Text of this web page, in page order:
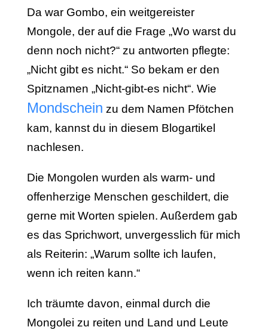
Da war Gombo, ein weitgereister
Mongole, der auf die Frage „Wo warst du
denn noch nicht?“ zu antworten pflegte:
„Nicht gibt es nicht.“ So bekam er den
Spitznamen „Nicht-gibt-es nicht“. Wie
Mondschein zu dem Namen Pfötchen
kam, kannst du in diesem Blogartikel
nachlesen.
Die Mongolen wurden als warm- und
offenherzige Menschen geschildert, die
gerne mit Worten spielen. Außerdem gab
es das Sprichwort, unvergesslich für mich
als Reiterin: „Warum sollte ich laufen,
wenn ich reiten kann.“
Ich träumte davon, einmal durch die
Mongolei zu reiten und Land und Leute